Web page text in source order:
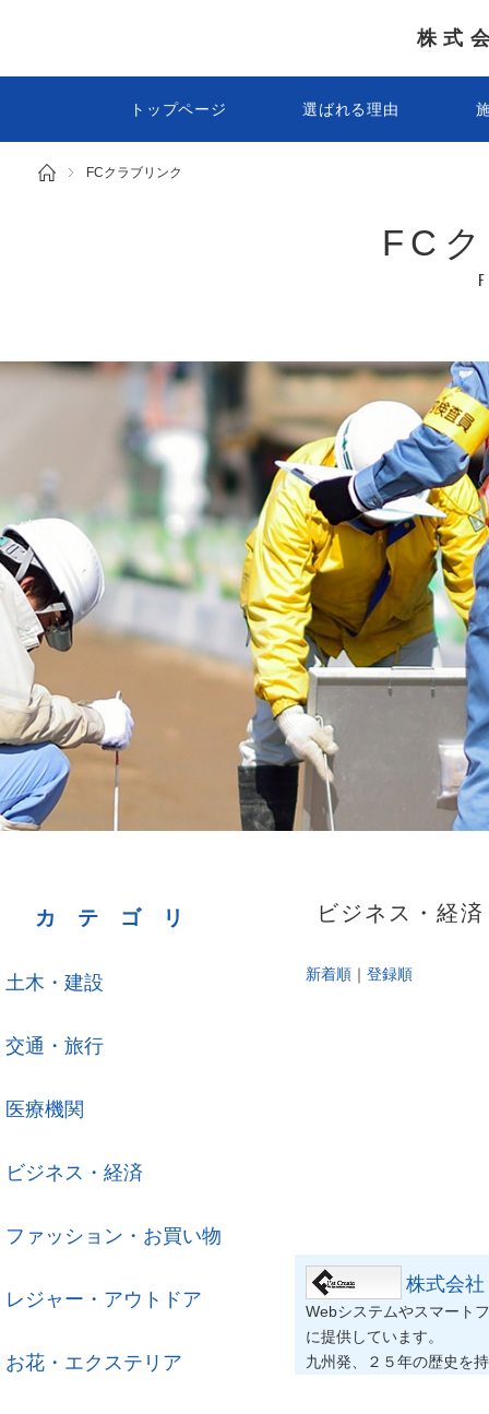
株式
トップページ 選ばれる理由
FCクラブリンク
FC
ビジネス・経
新着順 ｜ 登録順
株式会
Webシステムやスマート
に提供しています。
九州発、２５年の歴史を
カテゴリ
土木・建設
交通・旅行
医療機関
ビジネス・経済
ファッション・お買い物
レジャー・アウトドア
お花・エクステリア